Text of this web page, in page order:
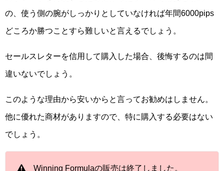
の、使う側の腕がしっかりとしていなければ年間6000pips
どころか勝つことすら難しいと言えるでしょう。
セールスレターを信用して購入した場合、後悔するのは間
違いないでしょう。
このような理由から安いからと言ってお勧めはしません。
他に優れた商材がありますので、特に購入する必要はない
でしょう。
Winning Formulaの販売は終了しました。